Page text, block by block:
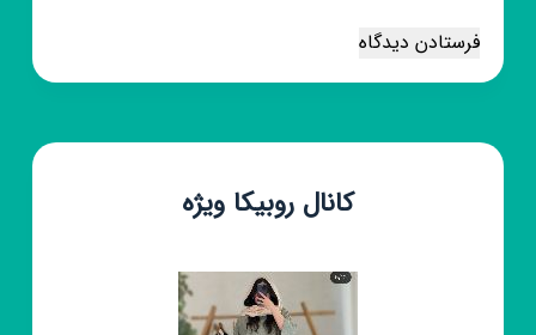
فرستادن دیدگاه
کانال روبیکا ویژه